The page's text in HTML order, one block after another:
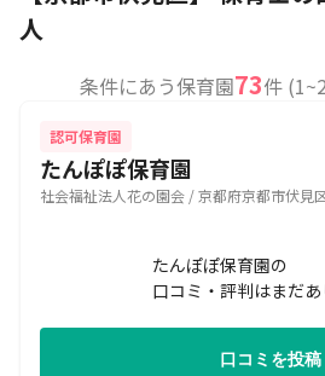
人
条件にあう保育園73件
認可保育園
たんぽぽ保育園
社会福祉法人花の園会 / 京都府京都市伏見
たんぽぽ保育園の
口コミ・評判はまだ
口コミを投稿